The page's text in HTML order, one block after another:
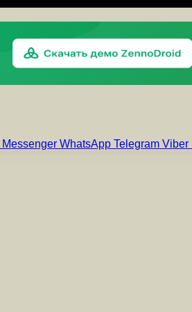
Messenger WhatsApp Telegram Viber